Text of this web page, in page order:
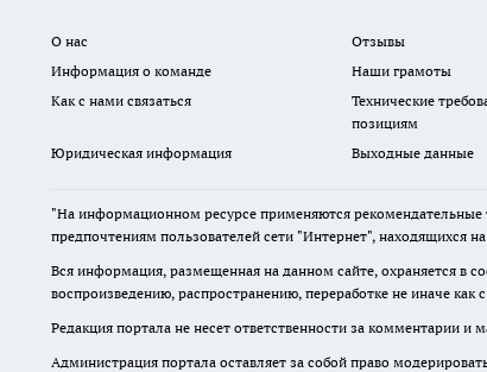
О нас Отзывы
Информация о команде
Наши грамоты
Как с нами связаться
Технические
позициям
Юридическая информация Выходные данные
"На информационном ресурсе применяются рекомендательные
предпочтениям пользователей сети "Интернет", находящихся
Вся информация, размещенная на данном сайте, охраняется в
воспроизведению, распространению, переработке не иначе как
Редакция портала не несет ответственности за комментарии
Администрация портала оставляет за собой право